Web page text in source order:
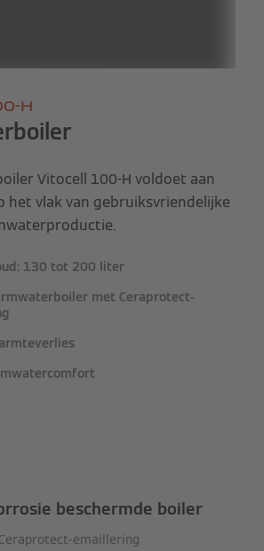
H
Vitocell 100-H voldoet aan
het vlak van gebruiksvriendelijke
130 tot 200 liter
met Ceraprotect-
beschermde boiler
emaillering